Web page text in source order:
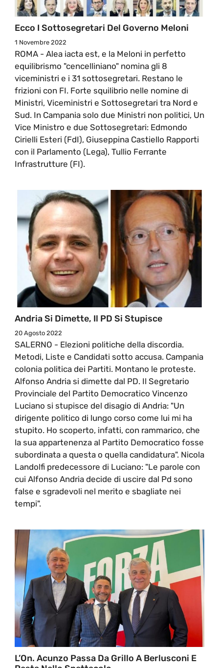
Ecco I Sottosegretari Del Governo Meloni
1 Novembre 2022
ROMA - Alea iacta est, e la Meloni in perfetto
equilibrismo "cencelliniano" nomina gli 8
viceministri e i 31 sottosegretari. Restano le
frizioni con FI. Forte squilibrio nelle nomine di
Ministri, Viceministri e Sottosegretari tra Nord e
Sud. In Campania solo due Ministri non politici, Un
Vice Ministro e due Sottosegretari: Edmondo
Cirielli Esteri (FdI), Giuseppina Castiello Rapporti
con il Parlamento (Lega), Tullio Ferrante
Infrastrutture (FI).
Andria Si Dimette, Il PD Si Stupisce
20 Agosto 2022
SALERNO - Elezioni politiche della discordia.
Metodi, Liste e Candidati sotto accusa. Campania
colonia politica dei Partiti. Montano le proteste.
Alfonso Andria si dimette dal PD. Il Segretario
Provinciale del Partito Democratico Vincenzo
Luciano si stupisce del disagio di Andria: "Un
dirigente politico di lungo corso come lui mi ha
stupito. Ho scoperto, infatti, con rammarico, che
la sua appartenenza al Partito Democratico fosse
subordinata a questa o quella candidatura". Nicola
Landolfi predecessore di Luciano: "Le parole con
cui Alfonso Andria decide di uscire dal Pd sono
false e sgradevoli nel merito e sbagliate nei
tempi".
L’On. Acunzo Passa Da Grillo A Berlusconi E